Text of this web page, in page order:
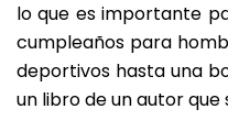
lo que es importante
cumpleaños para
deportivos hasta una
un libro de un autor